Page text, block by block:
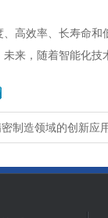
效率、长寿命和
来，随着智能化
制造领域的创新应